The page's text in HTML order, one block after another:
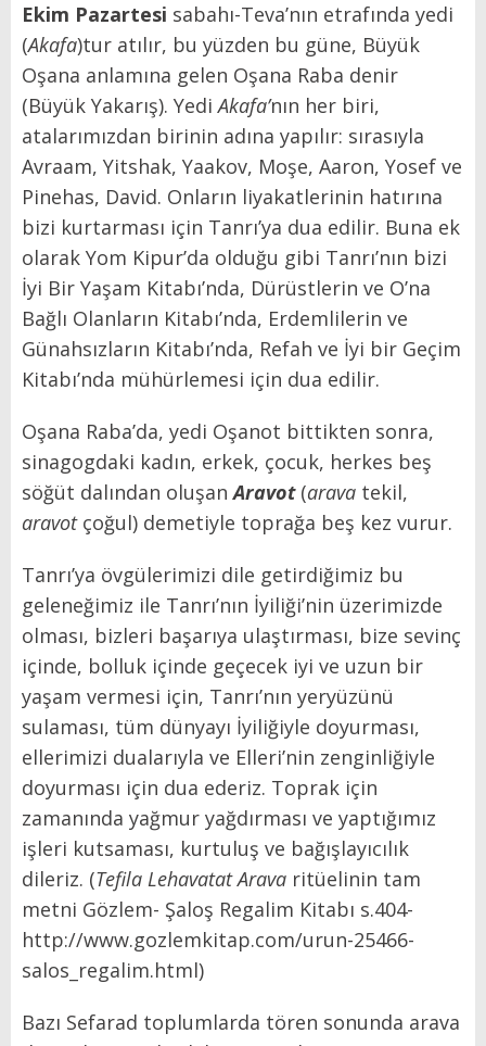
Ekim Pazartesi sabahı-Teva’nın etrafında yedi
(Akafa)tur atılır, bu yüzden bu güne, Büyük
Oşana anlamına gelen Oşana Raba denir
(Büyük Yakarış). YediAkafa’nın her biri,
atalarımızdan birinin adına yapılır: sırasıyla
Avraam, Yitshak, Yaakov, Moşe, Aaron, Yosef ve
Pinehas, David. Onların liyakatlerinin hatırına
bizi kurtarması için Tanrı’ya dua edilir. Buna ek
olarak Yom Kipur’da olduğu gibi Tanrı’nın bizi
İyi Bir Yaşam Kitabı’nda, Dürüstlerin ve O’na
Bağlı Olanların Kitabı’nda, Erdemlilerin ve
Günahsızların Kitabı’nda, Refah ve İyi bir Geçim
Kitabı’nda mühürlemesi için dua edilir.
Oşana Raba’da, yedi Oşanot bittikten sonra,
sinagogdaki kadın, erkek, çocuk, herkes beş
söğüt dalından oluşanAravot (arava tekil,
aravotçoğul) demetiyle toprağa beş kez vurur.
Tanrı’ya övgülerimizi dile getirdiğimiz bu
geleneğimiz ile Tanrı’nın İyiliği’nin üzerimizde
olması, bizleri başarıya ulaştırması, bize sevinç
içinde, bolluk içinde geçecek iyi ve uzun bir
yaşam vermesi için, Tanrı’nın yeryüzünü
sulaması, tüm dünyayı İyiliğiyle doyurması,
ellerimizi dualarıyla ve Elleri’nin zenginliğiyle
doyurması için dua ederiz. Toprak için
zamanında yağmur yağdırması ve yaptığımız
işleri kutsaması, kurtuluş ve bağışlayıcılık
dileriz. (Tefila Lehavatat Arava ritüelinin tam
metni Gözlem- Şaloş Regalim Kitabı s.404-
http://www.gozlemkitap.com/urun-25466-
salos_regalim.html)
Bazı Sefarad toplumlarda tören sonunda arava